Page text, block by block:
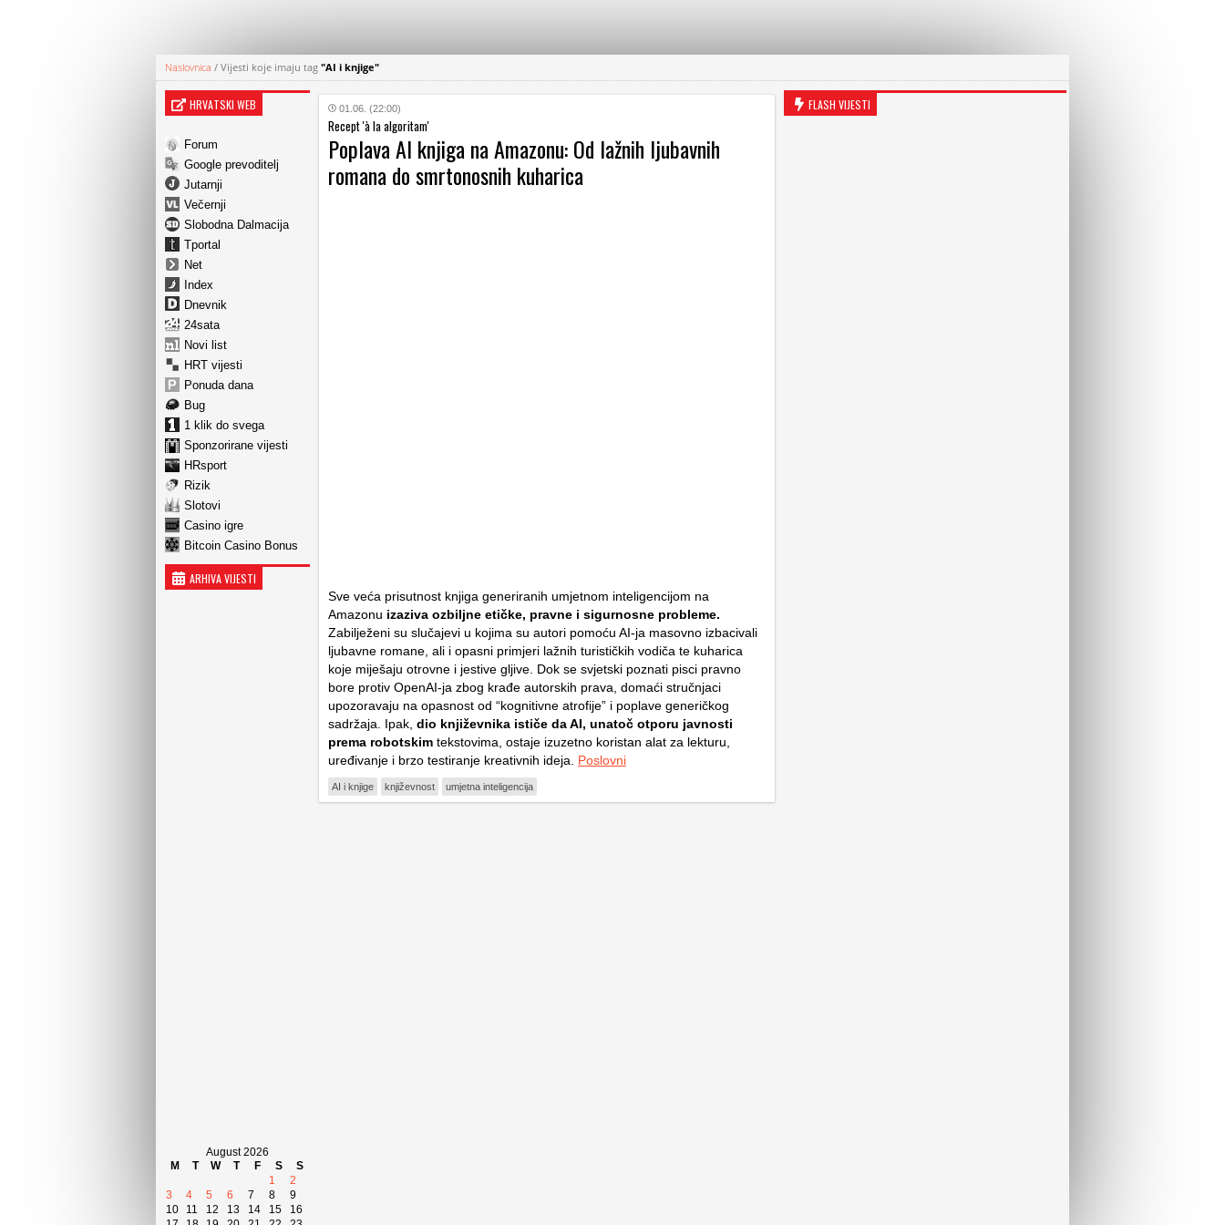
Naslovnica / Vijesti koje imaju tag "AI i knjige"
HRVATSKI WEB
Forum
Google prevoditelj
Jutarnji
Večernji
Slobodna Dalmacija
Tportal
Net
Index
Dnevnik
24sata
Novi list
HRT vijesti
Ponuda dana
Bug
1 klik do svega
Sponzorirane vijesti
HRsport
Rizik
Slotovi
Casino igre
Bitcoin Casino Bonus
ARHIVA VIJESTI
August 2026
M
T W T F S
S
1
2
3
4 5 6 7 8
9
10
11 12 13 14 15
16
01.06. (22:00)
Recept 'à la algoritam'
Poplava AI knjiga na Amazonu: Od lažnih ljubavnih
romana do smrtonosnih kuharica
Sve veća prisutnost knjiga generiranih umjetnom inteligencijom na
Amazonu izaziva ozbiljne etičke, pravne i sigurnosne probleme.
Zabilježeni su slučajevi u kojima su autori pomoću AI-ja masovno izbacivali
ljubavne romane, ali i opasni primjeri lažnih turističkih vodiča te kuharica
koje miješaju otrovne i jestive gljive. Dok se svjetski poznati pisci pravno
bore protiv OpenAI-ja zbog krađe autorskih prava, domaći stručnjaci
upozoravaju na opasnost od “kognitivne atrofije” i poplave generičkog
sadržaja. Ipak, dio književnika ističe da AI, unatoč otporu javnosti
prema robotskim tekstovima, ostaje izuzetno koristan alat za lekturu,
uređivanje i brzo testiranje kreativnih ideja. Poslovni
AI i knjige književnost umjetna inteligencija
FLASH VIJESTI